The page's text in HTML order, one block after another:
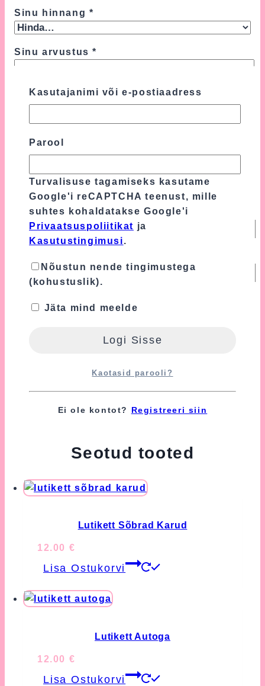
Sinu hinnang *
Sinu arvustus*
Nimi *
reCAPTCHA teenust, mille suhtes
Kasutustingimusi.
Nõustun nende tingimustega
Seotud tooted
Lutikett Sõbrad Karud
12.00 €
Lisa Ostukorvi
Lutikett Autoga
12.00 €
Lisa Ostukorvi
Kasutajanimi või e-postiaadress
Parool
Turvalisuse tagamiseks kasutame
Google'i reCAPTCHA teenust, mille
suhtes kohaldatakse Google'i
Privaatsuspoliitikat ja
Kasutustingimusi.
Nõustun nende tingimustega
(kohustuslik).
Jäta mind meelde
Kaotasid parooli?
Ei ole kontot? Registreeri siin